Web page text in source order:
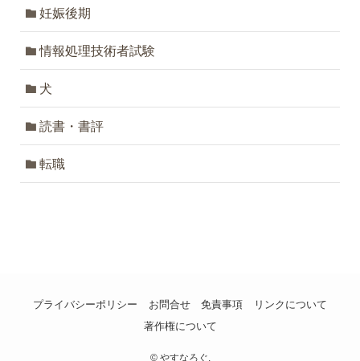
妊娠後期
情報処理技術者試験
犬
読書・書評
転職
プライバシーポリシー お問合せ 免責事項
リンクについて
著作権について
©やすなろぐ.